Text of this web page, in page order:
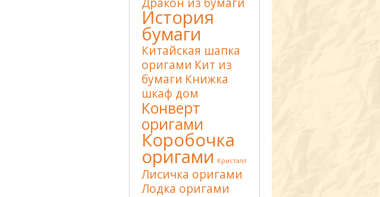
История
бумаги
Китайская шапка
оригами Кит из
бумаги Книжка
шкаф дом
Конверт
оригами
Коробочка
оригами Кристалл
Лисичка оригами
Лодка оригами